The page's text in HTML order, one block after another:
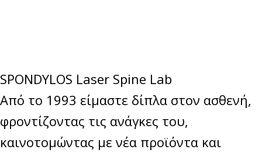
SPONDYLOS Laser Spine Lab
Από το 1993 είμαστε δίπλα στον ασθενή,
φροντίζοντας τις ανάγκες του,
καινοτομώντας με νέα προϊόντα και